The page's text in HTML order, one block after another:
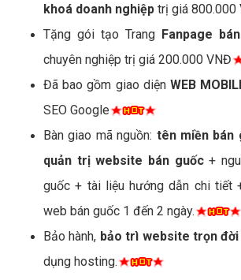
khoá doanh nghiệp trị giá 800.000
Tặng gói tạo Trang Fanpage
chuyên nghiệp trị giá 200.000 VNĐ
Đã bao gồm giao diệnWEB
SEO Google
Bàn giao mã nguồn: tên miền bán
quản trị website bán guốc+
guốc + tài liệu hướng dẫn chi tiết
web bán guốc 1 đến 2 ngày.
Bảo hành, bảo trì website trọn đời
dụng hosting.